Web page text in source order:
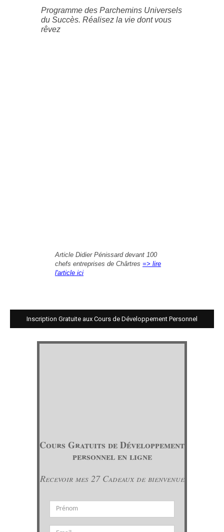
Programme des Parchemins Universels
du Succès. Réalisez la vie dont vous
rêvez
Article Didier Pénissard devant 100
chefs entreprises de Chârtres => lire
l'article ici
Inscription Gratuite aux Cours de Développement Personnel
Cours Gratuits de Développement
personnel en ligne
Recevoir mes 27 Cadeaux de bienvenue